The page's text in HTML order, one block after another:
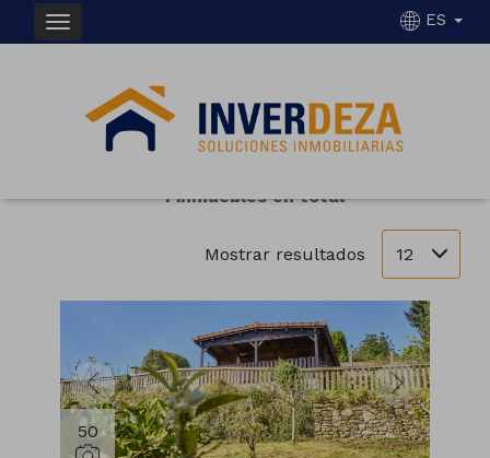
ES
INMUEBLES EN VENTA EN BUEU
Filtrar Ordenar
1 inmuebles en total
Mostrar resultados 12
50